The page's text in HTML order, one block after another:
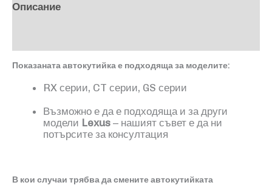
Описание
Показаната автокутийка е подходяща за моделите:
RX серии, CT серии, GS серии
Възможно е да е подходяща и за други
модели Lexus – нашият съвет е да ни
потърсите за консултация
В кои случаи трябва да смените автокутийката